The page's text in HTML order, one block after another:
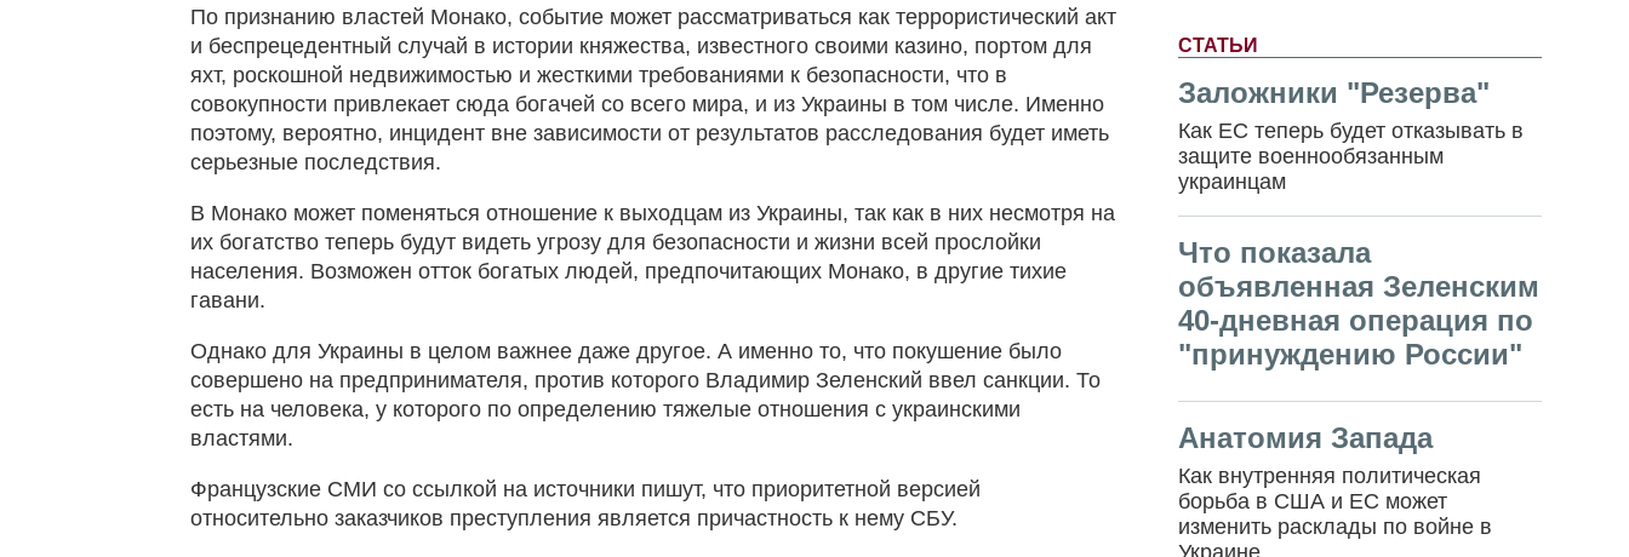
СТАТЬИ
Заложники "Резерва"
Как ЕС теперь будет отказывать в
защите военнообязанным
украинцам
Что показала
объявленная Зеленским
40-дневная операция по
"принуждению России"
Анатомия Запада
Как внутренняя политическая
борьба в США и ЕС может
изменить расклады по войне в
По признанию властей Монако, событие может рассматриваться как террористический акт
и беспрецедентный случай в истории княжества, известного своими казино, портом для
яхт, роскошной недвижимостью и жесткими требованиями к безопасности, что в
совокупности привлекает сюда богачей со всего мира, и из Украины в том числе. Именно
поэтому, вероятно, инцидент вне зависимости от результатов расследования будет иметь
серьезные последствия.
В Монако может поменяться отношение к выходцам из Украины, так как в них несмотря на
их богатство теперь будут видеть угрозу для безопасности и жизни всей прослойки
населения. Возможен отток богатых людей, предпочитающих Монако, в другие тихие
гавани.
Однако для Украины в целом важнее даже другое. А именно то, что покушение было
совершено на предпринимателя, против которого Владимир Зеленский ввел санкции. То
есть на человека, у которого по определению тяжелые отношения с украинскими
властями.
Французские СМИ со ссылкой на источники пишут, что приоритетной версией
относительно заказчиков преступления является причастность к нему СБУ.